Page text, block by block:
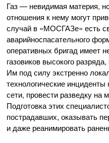
Газ — невидимая материя,
отношения к нему могут
случай в «МОСГАЗе» есть
аварийно­спасательного
оперативных бригад имеет
газовиков высокого
Им под силу экстренно
технологические инциденты
сети, провести разведку на
Подготовка этих
пострадавших, оказывать
и даже реанимировать